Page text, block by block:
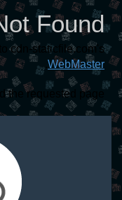
Found
cdn-staticfile.com's
WebMaster
requested page: